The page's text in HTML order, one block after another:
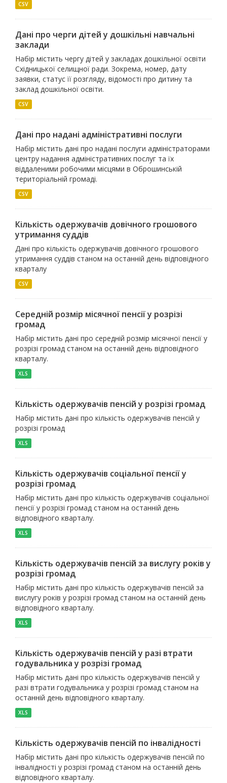
CSV
Дані про черги дітей у дошкільні навчальні
заклади
Набір містить чергу дітей у закладах дошкільної освіти
Східницької селищної ради. Зокрема, номер, дату
заявки, статус її розгляду, відомості про дитину та
заклад дошкільної освіти.
CSV
Дані про надані адміністративні послуги
Набір містить дані про надані послуги адміністраторами
центру надання адміністративних послуг та їх
віддаленими робочими місцями в Оброшинській
територіальній громаді.
CSV
Кількість одержувачів довічного грошового
утримання суддів
Дані про кількість одержувачів довічного грошового
утримання суддів станом на останній день відповідного
кварталу
CSV
Середній розмір місячної пенсії у розрізі
громад
Набір містить дані про середній розмір місячної пенсії у
розрізі громад станом на останній день відповідного
кварталу.
XLS
Кількість одержувачів пенсій у розрізі громад
Набір містить дані про кількість одержувачів пенсій у
розрізі громад
XLS
Кількість одержувачів соціальної пенсії у
розрізі громад
Набір містить дані про кількість одержувачів соціальної
пенсії у розрізі громад станом на останній день
відповідного кварталу.
XLS
Кількість одержувачів пенсій за вислугу років у
розрізі громад
Набір містить дані про кількість одержувачів пенсій за
вислугу років у розрізі громад станом на останній день
відповідного кварталу.
XLS
Кількість одержувачів пенсій у разі втрати
годувальника у розрізі громад
Набір містить дані про кількість одержувачів пенсій у
разі втрати годувальника у розрізі громад станом на
останній день відповідного кварталу.
XLS
Кількість одержувачів пенсій по інвалідності
Набір містить дані про кількість одержувачів пенсій по
інвалідності у розрізі громад станом на останній день
відповідного кварталу.